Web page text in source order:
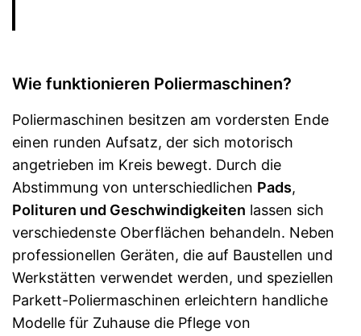
Wie funktionieren Poliermaschinen?
Poliermaschinen besitzen am vordersten Ende
einen runden Aufsatz, der sich motorisch
angetrieben im Kreis bewegt. Durch die
Abstimmung von unterschiedlichen Pads,
Polituren und Geschwindigkeiten lassen sich
verschiedenste Oberflächen behandeln. Neben
professionellen Geräten, die auf Baustellen und
Werkstätten verwendet werden, und speziellen
Parkett-Poliermaschinen erleichtern handliche
Modelle für Zuhause die Pflege von